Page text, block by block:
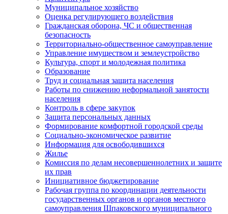
Муниципальное хозяйство
Оценка регулирующего воздействия
Гражданская оборона, ЧС и общественная
безопасность
Территориально-общественное самоуправление
Управление имуществом и землеустройство
Культура, спорт и молодежная политика
Образование
Труд и социальная защита населения
Работы по снижению неформальной занятости
населения
Контроль в сфере закупок
Защита персональных данных
Формирование комфортной городской среды
Социально-экономическое развитие
Информация для освободившихся
Жилье
Комиссия по делам несовершеннолетних и защите
их прав
Инициативное бюджетирование
Рабочая группа по координации деятельности
государственных органов и органов местного
самоуправления Шпаковского муниципального